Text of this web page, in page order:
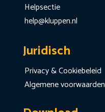
Helpsectie
help@kluppen.nl
Juridisch
Privacy & Cookiebeleid
Algemene voorwaarden